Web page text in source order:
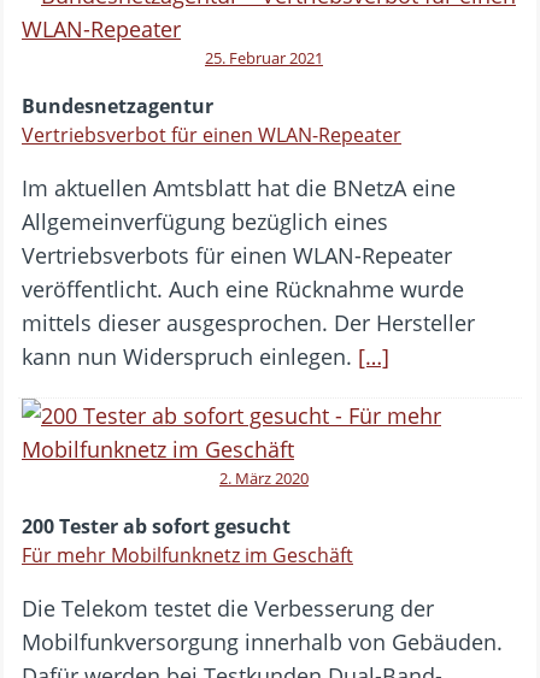
25. Februar 2021
Bundesnetzagentur
Vertriebsverbot für einen WLAN-Repeater
Im aktuellen Amtsblatt hat die BNetzA eine
Allgemeinverfügung bezüglich eines
Vertriebsverbots für einen WLAN-Repeater
veröffentlicht. Auch eine Rücknahme wurde
mittels dieser ausgesprochen. Der Hersteller
kann nun Widerspruch einlegen. […]
2. März 2020
200 Tester ab sofort gesucht
Für mehr Mobilfunknetz im Geschäft
Die Telekom testet die Verbesserung der
Mobilfunkversorgung innerhalb von Gebäuden.